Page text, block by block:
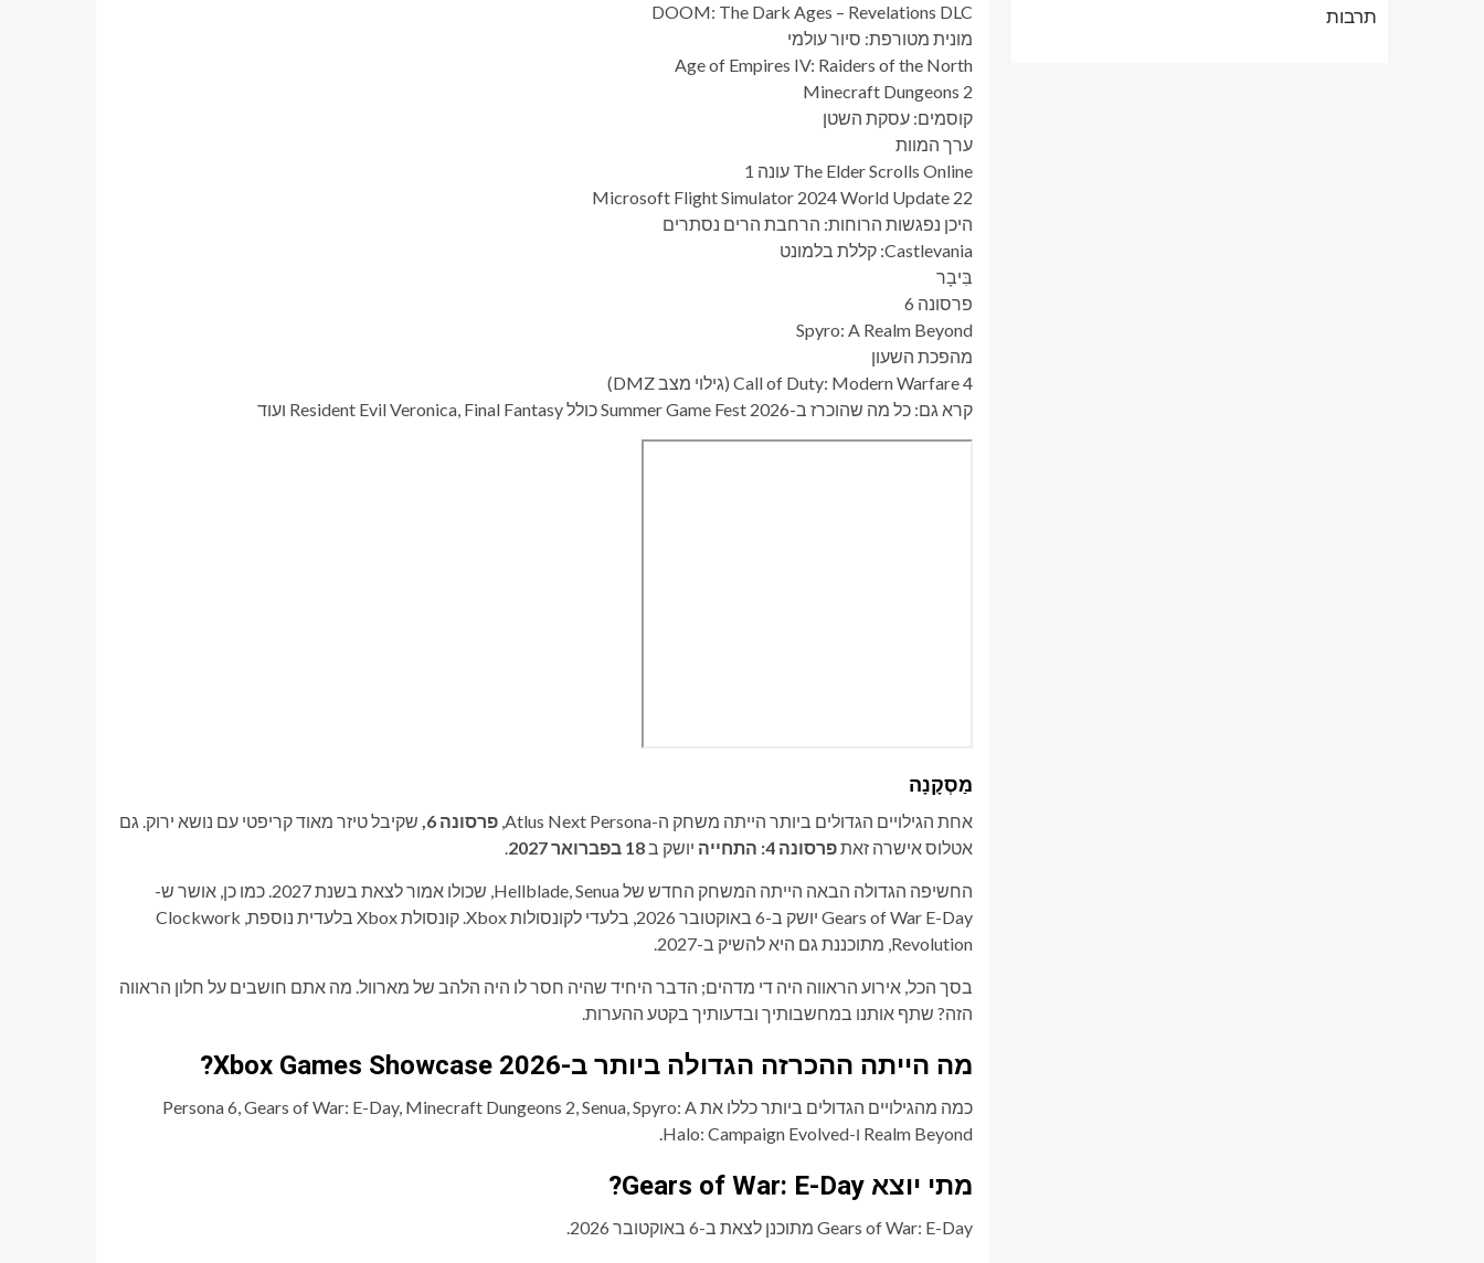
DOOM: The Dark Ages – Revelations DLC
מונית מטורפת: סיור עולמי
Age of Empires IV: Raiders of the North
Minecraft Dungeons 2
קוסמים: עסקת השטן
ערך המוות
The Elder Scrolls Online עונה 1
Microsoft Flight Simulator 2024 World Update 22
היכן נפגשות הרוחות: הרחבת הרים נסתרים
Castlevania: קללת בלמונט
בִּיבָר
פרסונה 6
Spyro: A Realm Beyond
מהפכת השעון
Call of Duty: Modern Warfare 4 (גילוי מצב DMZ)
קרא גם: כל מה שהוכרז ב-Summer Game Fest 2026 כולל Resident Evil Veronica, Final Fantasy ועוד
מַסְקָנָה
אחת הגילויים הגדולים ביותר הייתה משחק ה-Atlus Next Persona, פרסונה 6,
שקיבל טיזר מאוד קריפטי עם נושא ירוק. גם
אטלוס אישרה זאתפרסונה 4: התחייה יושק ב 18 בפברואר 2027 .
החשיפה הגדולה הבאה הייתה המשחק החדש של Hellblade, Senua, שכולו אמור לצאת בשנת 2027. כמו כן, אושר ש-
Gears of War E-Day יושק ב-6 באוקטובר 2026, בלעדי לקונסולות Xbox. קונסולת Xbox בלעדית נוספת, Clockwork
Revolution, מתוכננת גם היא להשיק ב-2027.
בסך הכל, אירוע הראווה היה די מדהים; הדבר היחיד שהיה חסר לו היה הלהב של מארוול. מה אתם חושבים על חלון הראווה
הזה? שתף אותנו במחשבותיך ובדעותיך בקטע ההערות.
מה הייתה ההכרזה הגדולה ביותר ב-Xbox Games Showcase 2026?
כמה מהגילויים הגדולים ביותר כללו את Persona 6, Gears of War: E-Day, Minecraft Dungeons 2, Senua, Spyro: A
Realm Beyond ו-Halo: Campaign Evolved.
מתי יוצא Gears of War: E-Day?
Gears of War: E-Day מתוכנן לצאת ב-6 באוקטובר 2026.
תרבות